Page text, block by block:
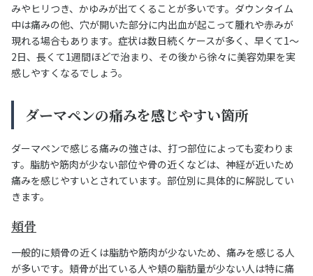
みやヒリつき、かゆみが出てくることが多いです。ダウンタイム
中は痛みの他、穴が開いた部分に内出血が起こって腫れや赤みが
現れる場合もあります。症状は数日続くケースが多く、早くて1〜
2日、長くて1週間ほどで治まり、その後から徐々に美容効果を実
感しやすくなるでしょう。
ダーマペンの痛みを感じやすい箇所
ダーマペンで感じる痛みの強さは、打つ部位によっても変わりま
す。脂肪や筋肉が少ない部位や骨の近くなどは、神経が近いため
痛みを感じやすいとされています。部位別に具体的に解説してい
きます。
頬骨
一般的に頬骨の近くは脂肪や筋肉が少ないため、痛みを感じる人
が多いです。頬骨が出ている人や頬の脂肪量が少ない人は特に痛